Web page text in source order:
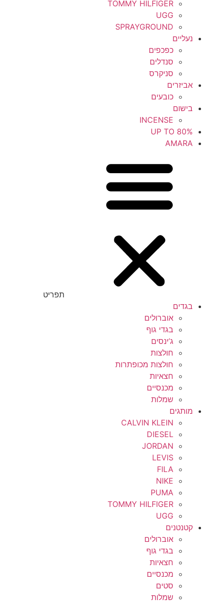
TOMMY HILFIGER
UGG
SPRAYGROUND
נעליים
כפכפים
סנדלים
סניקרס
אביזרים
כובעים
בישום
INCENSE
UP TO 80%
AMARA
תפריט
בגדים
אוברולים
בגדי גוף
ג’ינסים
חולצות
חולצות מכופתרות
חצאיות
מכנסיים
שמלות
מותגים
CALVIN KLEIN
DIESEL
JORDAN
LEVIS
FILA
NIKE
PUMA
TOMMY HILFIGER
UGG
קטנטנים
אוברולים
בגדי גוף
חצאיות
מכנסיים
סטים
שמלות